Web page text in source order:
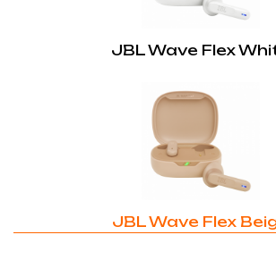
JBL Wave Flex
JBL Wave Flex